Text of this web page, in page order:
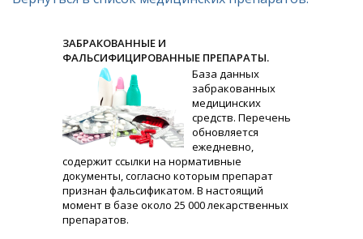
ЗАБРАКОВАННЫЕ И
ФАЛЬСИФИЦИРОВАННЫЕ ПРЕПАРАТЫ.
База данных
забракованных
медицинских
средств. Перечень
обновляется
ежедневно,
содержит ссылки на нормативные
документы, согласно которым препарат
признан фальсификатом. В настоящий
момент в базе около 25 000 лекарственных
препаратов.